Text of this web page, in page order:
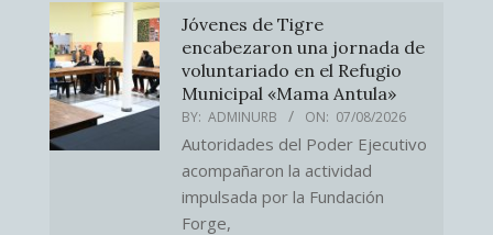
Jóvenes de Tigre
encabezaron una jornada de
voluntariado en el Refugio
Municipal «Mama Antula»
BY: ADMINURB ON: 07/08/2026
Autoridades del Poder Ejecutivo
acompañaron la actividad
impulsada por la Fundación
Forge,